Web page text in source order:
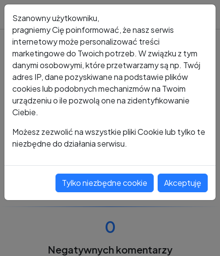
Kto dzwonił? Numer +48 614 245 863
+48 614 245 863
0
Negatywnych komentarzy
Szanowny użytkowniku,
pragniemy Cię poinformować, że nasz serwis
internetowy może personalizować treści
marketingowe do Twoich potrzeb. W związku z tym
danymi osobowymi, które przetwarzamy są np. Twój
adres IP, dane pozyskiwane na podstawie plików
cookies lub podobnych mechanizmów na Twoim
urządzeniu o ile pozwolą one na zidentyfikowanie
Ciebie.
Możesz zezwolić na wszystkie pliki Cookie lub tylko te
niezbędne do działania serwisu.
Tylko niezbędne cookie Akceptuję